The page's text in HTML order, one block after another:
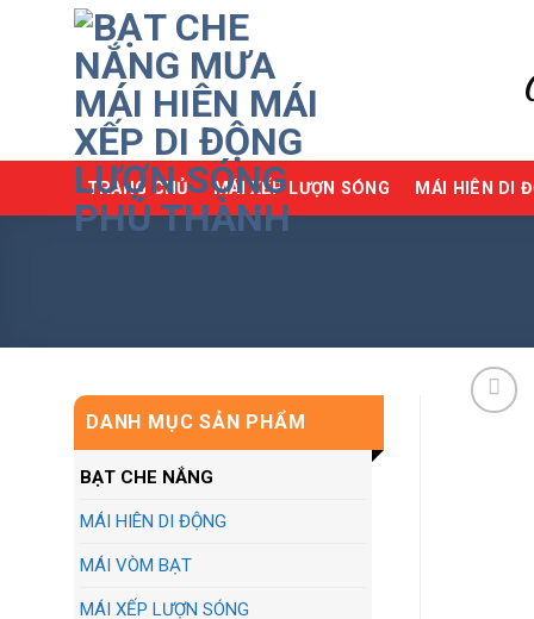
TRANG CHỦ MÁI XẾP LƯỢN SÓNG MÁI HIÊN DI
DANH MỤC SẢN PHẨM
BẠT CHE NẮNG
MÁI HIÊN DI ĐỘNG
MÁI VÒM BẠT
MÁI XẾP LƯỢN SÓNG